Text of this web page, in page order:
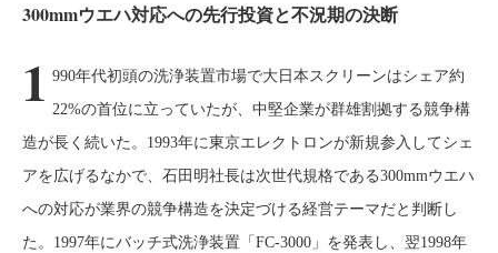
300mmウエハ対応への先行投資と不況期の決断
1 990年代初頭の洗浄装置市場で大日本スクリーンはシェア約
22%の首位に立っていたが、中堅企業が群雄割拠する競争構
造が長く続いた。1993年に東京エレクトロンが新規参入してシェ
アを広げるなかで、石田明社長は次世代規格である300mmウエハ
への対応が業界の競争構造を決定づける経営テーマだと判断し
た。1997年にバッチ式洗浄装置「FC-3000」を発表し、翌1998年